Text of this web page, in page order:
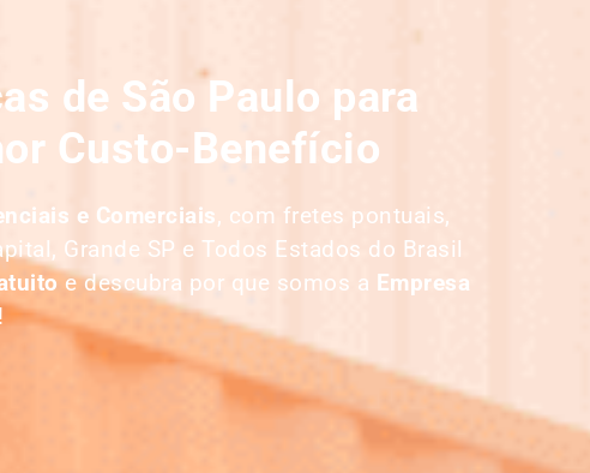
de São Paulo para
Custo-Benefício
e Comerciais, com fretes pontuais,
Grande SP e Todos Estados do Brasil
e descubra por que somos a Empresa
!